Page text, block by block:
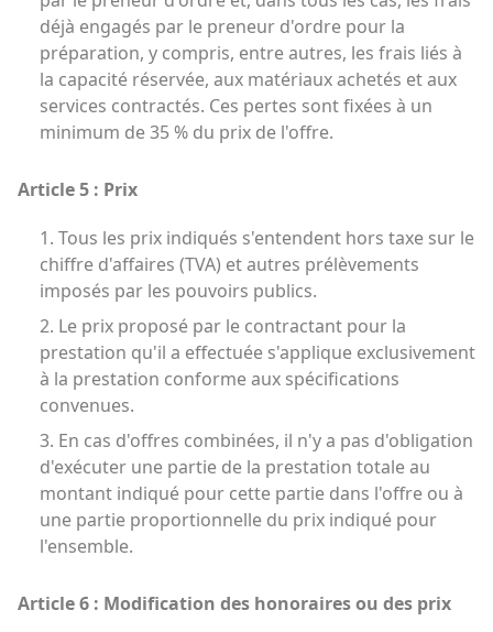
déjà engagés par le preneur d'ordre pour la
préparation, y compris, entre autres, les frais liés à
la capacité réservée, aux matériaux achetés et aux
services contractés. Ces pertes sont fixées à un
minimum de 35 % du prix de l'offre.
Article 5 : Prix
1. Tous les prix indiqués s'entendent hors taxe sur le
chiffre d'affaires (TVA) et autres prélèvements
imposés par les pouvoirs publics.
2. Le prix proposé par le contractant pour la
prestation qu'il a effectuée s'applique exclusivement
à la prestation conforme aux spécifications
convenues.
3. En cas d'offres combinées, il n'y a pas d'obligation
d'exécuter une partie de la prestation totale au
montant indiqué pour cette partie dans l'offre ou à
une partie proportionnelle du prix indiqué pour
l'ensemble.
Article 6 : Modification des honoraires ou des prix